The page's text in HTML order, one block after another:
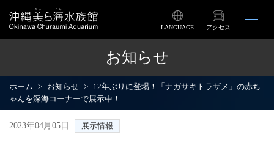
LANGUAGE アクセス
お知らせ
ホーム お知らせ
12年ぶりに登場！「ナガサキトラザメ」の赤ち
ゃんを深海コーナーで展示中！
2023年04月05日 展示情報